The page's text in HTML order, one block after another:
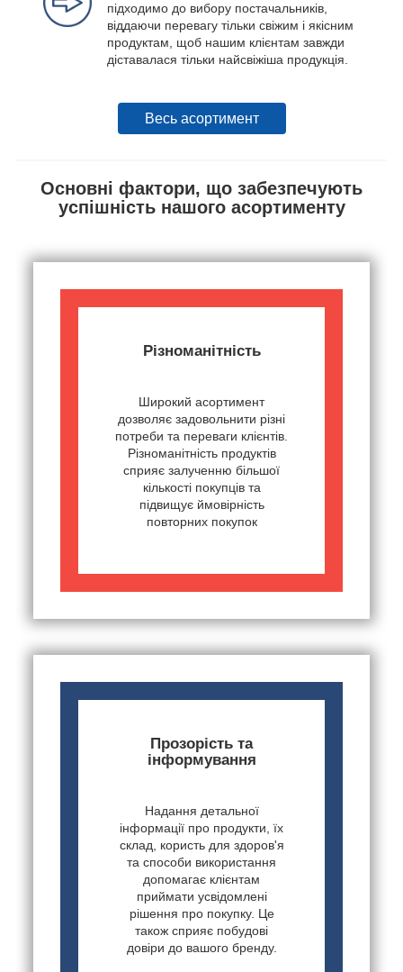
підходимо до вибору постачальників,
віддаючи перевагу тільки свіжим і якісним
продуктам, щоб нашим клієнтам завжди
діставалася тільки найсвіжіша продукція.
Весь асортимент
Основні фактори, що забезпечують
успішність нашого асортименту
Різноманітність
Широкий асортимент
дозволяє задовольнити різні
потреби та переваги клієнтів.
Різноманітність продуктів
сприяє залученню більшої
кількості покупців та
підвищує ймовірність
повторних покупок
Прозорість та
інформування
Надання детальної
інформації про продукти, їх
склад, користь для здоров'я
та способи використання
допомагає клієнтам
приймати усвідомлені
рішення про покупку. Це
також сприяє побудові
довіри до вашого бренду.